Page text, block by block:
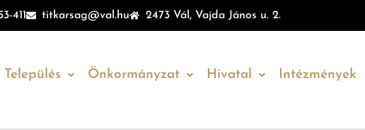
411 titkarsag@val.hu 2473 Vál, Vajda János u. 2.
Település Önkormányzat Hivatal Intézmények